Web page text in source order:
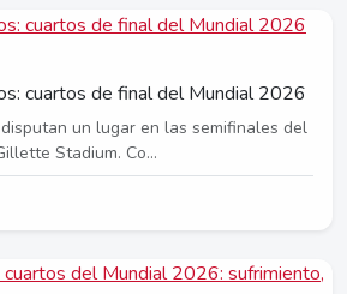
cuartos de final del Mundial 2026
un lugar en las semifinales del
Stadium. Co...